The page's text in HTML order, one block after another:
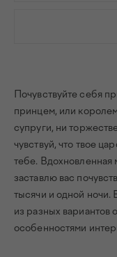
Почувствуйте себя
принцем, или
супруги, ни
чувствуй, что твое
тебе.
заставлю вас
тысячи и одной
из разных вариантов
особенностями